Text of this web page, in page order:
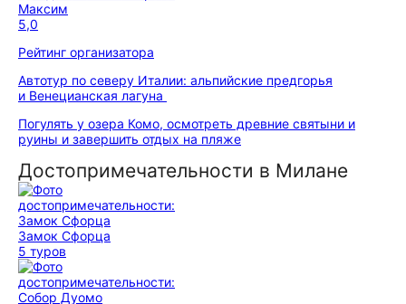
Максим
5,0
Рейтинг организатора
Автотур по северу Италии: альпийские предгорья
и Венецианская лагуна
Погулять у озера Комо, осмотреть древние святыни и
руины и завершить отдых на пляже
Достопримечательности в Милане
Замок Сфорца
5 туров